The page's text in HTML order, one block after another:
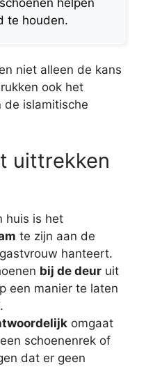
helpen
te houden.
niet alleen de kans
ook het
de islamitische
uittrekken
huis is het
te zijn aan de
hanteert.
bij de deur uit
een manier te laten
omgaat
schoenenrek of
dat er geen